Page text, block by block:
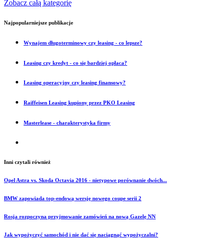
Zobacz całą kategorię
Najpopularniejsze publikacje
Wynajem długoterminowy czy leasing - co lepsze?
Leasing czy kredyt - co się bardziej opłaca?
Leasing operacyjny czy leasing finansowy?
Raiffeisen Leasing kupiony przez PKO Leasing
Masterlease - charakterystyka firmy
Inni czytali również
Opel Astra vs. Skoda Octavia 2016 - nietypowe porównanie dwóch...
BMW zapowiada top-endową wersję nowego coupe serii 2
Rosja rozpoczyna przyjmowanie zamówień na nową Gazelę NN
Jak wypożyczyć samochód i nie dać się naciągnąć wypożyczalni?